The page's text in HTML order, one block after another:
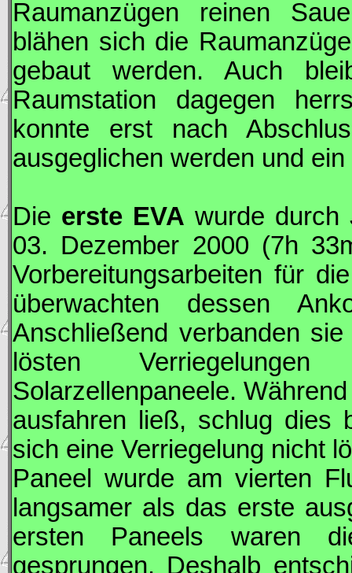
Raumanzügen reinen
blähen sich die
gebaut werden. Auch
Raumstation dagegen
konnte erst nach
ausgeglichen werden und
Die erste EVA wurde
03. Dezember 2000 (7h
Vorbereitungsarbeiten für
überwachten dessen
Anschließend verbanden
lösten
Solarzellenpaneele.
ausfahren ließ, schlug dies
sich eine Verriegelung nicht
Paneel wurde am vierten
langsamer als das erste
ersten Paneels waren
gesprungen. Deshalb